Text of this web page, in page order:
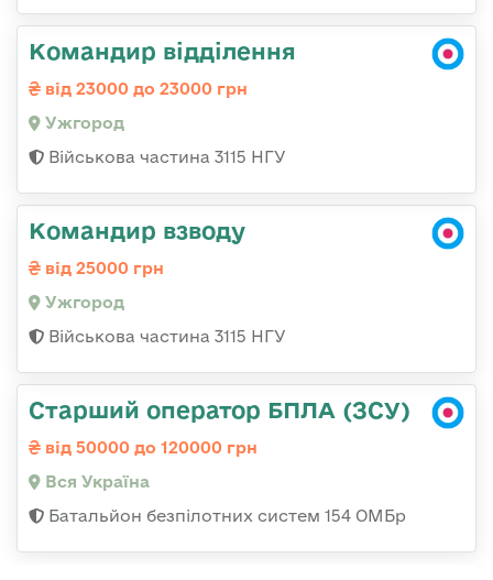
Командир відділення
від 23000 до 23000 грн
Ужгород
Військова частина 3115 НГУ
Командир взводу
від 25000 грн
Ужгород
Військова частина 3115 НГУ
Старший оператор БПЛА (ЗСУ)
від 50000 до 120000 грн
Вся Україна
Батальйон безпілотних систем 154 ОМБр